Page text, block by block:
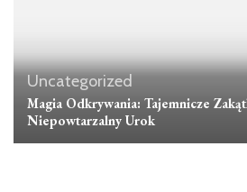
Uncategorized
Magia Odkrywania: Tajemnicze
Niepowtarzalny Urok